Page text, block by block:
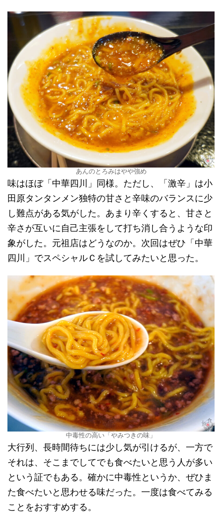
あんのとろみはやや強め
味はほぼ「中華四川」同様。ただし、「激辛」は小
田原タンタンメン独特の甘さと辛味のバランスに少
し難点がある気がした。あまり辛くすると、甘さと
辛さが互いに自己主張をして打ち消し合うような印
象がした。元祖店はどうなのか。次回はぜひ「中華
四川」でスペシャルＣを試してみたいと思った。
中毒性の高い「やみつきの味」
大行列、長時間待ちには少し気が引けるが、一方で
それは、そこまでしてでも食べたいと思う人が多い
という証でもある。確かに中毒性というか、ぜひま
た食べたいと思わせる味だった。一度は食べてみる
ことをおすすめする。